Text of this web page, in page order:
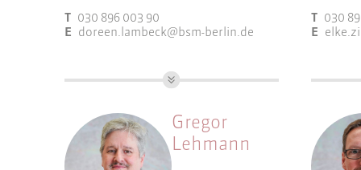
Öffentlichkeitsarbeit
T 030 896 003 90
E
doreen.lambeck@bsm-berlin.de
Kaufmännische Leitung,
T 030
E
Dipl.-
Gregor
Lehmann